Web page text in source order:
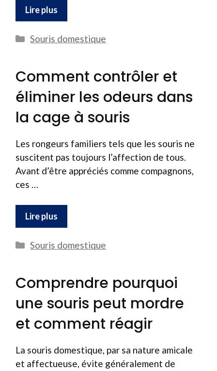
Lire plus
Catégories
Souris domestique
Comment contrôler et
éliminer les odeurs dans
la cage à souris
Les rongeurs familiers tels que les souris ne
suscitent pas toujours l’affection de tous.
Avant d’être appréciés comme compagnons,
ces …
Lire plus
Catégories
Souris domestique
Comprendre pourquoi
une souris peut mordre
et comment réagir
La souris domestique, par sa nature amicale
et affectueuse, évite généralement de